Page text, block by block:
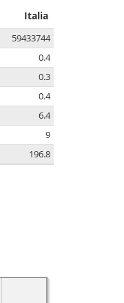
Italia
59433744
0.4
0.3
0.4
6.4
9
196.8